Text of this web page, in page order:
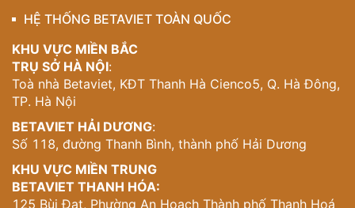
HỆ THỐNG BETAVIET TOÀN QUỐC
KHU VỰC MIỀN BẮC
TRỤ SỞ HÀ NỘI:
Toà nhà Betaviet, KĐT Thanh Hà Cienco5, Q. Hà Đông,
TP. Hà Nội
BETAVIET HẢI DƯƠNG:
Số 118, đường Thanh Bình, thành phố Hải Dương
KHU VỰC MIỀN TRUNG
BETAVIET THANH HÓA:
125 Bùi Đạt, Phường An Hoạch Thành phố Thanh Hoá